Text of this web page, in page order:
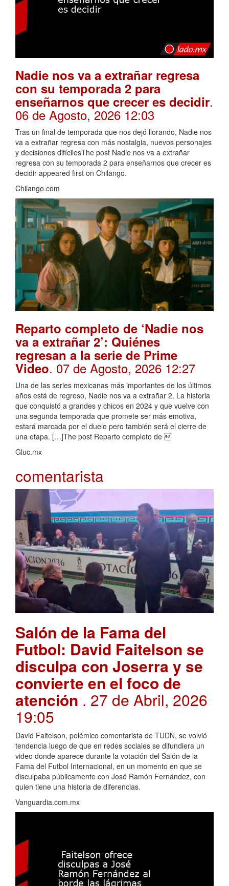
Nadie nos va a extrañar regresa
con su temporada 2 para
enseñarnos que crecer es decidir.
06 de Agosto, 2026 12:03
Tras un final de temporada que nos dejó llorando, Nadie nos
va a extrañar regresa con más nostalgia, nuevos personajes
y decisiones difícilesThe post Nadie nos va a extrañar
regresa con su temporada 2 para enseñarnos que crecer es
decidir appeared first on Chilango.
Chilango.com
Reparto completo de ‘Nadie nos
va a extrañar 2’: Quiénes
regresan a la serie de Prime
Video. 07 de Agosto, 2026 12:27
Una de las series mexicanas más importantes de los últimos
años está de regreso, Nadie nos va a extrañar 2. La historia
que conquistó a grandes y chicos en 2024 y que vuelve con
una segunda temporada que promete ser más emotiva,
estará marcada por el duelo pero también será el cierre de
una etapa. […]The post Reparto completo de 
Gluc.mx
comentarista
Salón de la Fama del
Futbol: David Faitelson se
disculpa con Joserra y se
convierte en el foco de
atención . 27 de Abril, 2026
19:05
David Faitelson, polémico comentarista de TUDN, se volvió
tendencia luego de que en redes sociales se difundiera un
video donde aparece durante la votación del Salón de la
Fama del Futbol Internacional, en un momento en que se
disculpaba públicamente con José Ramón Fernández, con
quien tiene una historia de diferencias.
Vanguardia.com.mx